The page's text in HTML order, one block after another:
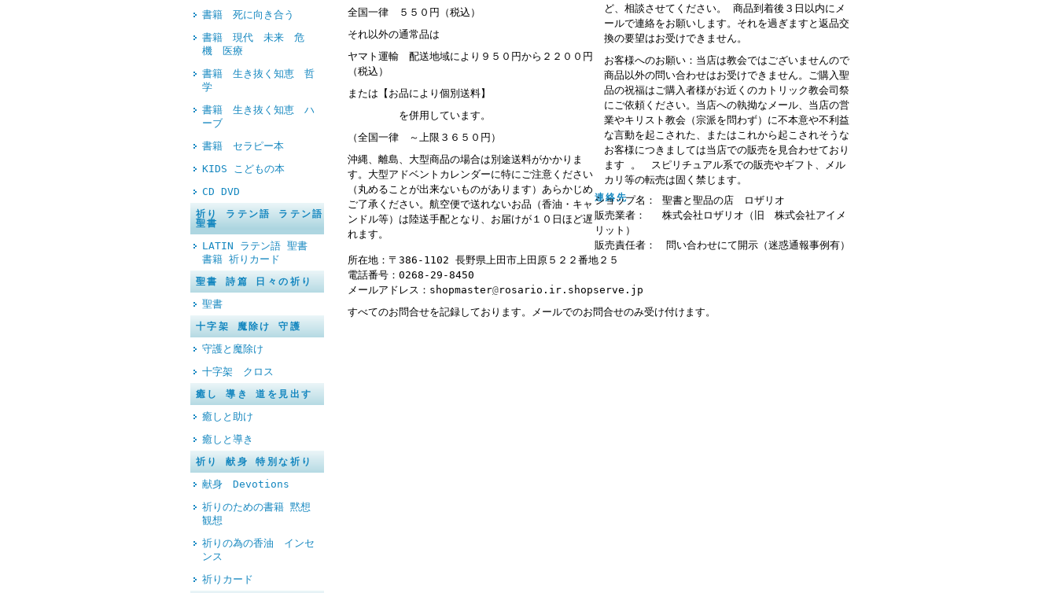
書籍 死に向き合う
書籍 現代 未来 危
機 医療
書籍 生き抜く知恵 哲
学
書籍 生き抜く知恵 ハ
ーブ
書籍 セラピー本
KIDS こどもの本
CD DVD
祈り ラテン語 ラテン語
聖書
LATIN ラテン語 聖書
書籍 祈りカード
聖書 詩篇 日々の祈り
聖書
十字架 魔除け 守護
守護と魔除け
十字架 クロス
癒し 導き 道を見出す
癒しと助け
癒しと導き
祈り 献身 特別な祈り
献身 Devotions
祈りのための書籍 黙想
観想
祈りの為の香油 インセ
ンス
祈りカード
全国一律 ５５０円（税込）
それ以外の通常品は
ヤマト運輸 配送地域により９５０円から２２００円
（税込）
または【お品により個別送料】
を併用しています。
（全国一律 ～上限３６５０円）
沖縄、離島、大型商品の場合は別途送料がかかりま
す。大型アドベントカレンダーに特にご注意ください
（丸めることが出来ないものがあります）あらかじめ
ご了承ください。航空便で送れないお品（香油・キャ
ンドル等）は陸送手配となり、お届けが１０日ほど遅
れます。
ど、相談させてください。 商品到着後３日以内にメ
ールで連絡をお願いします。それを過ぎますと返品交
換の要望はお受けできません。
お客様へのお願い：当店は教会ではございませんので
商品以外の問い合わせはお受けできません。ご購入聖
品の祝福はご購入者様がお近くのカトリック教会司祭
にご依頼ください。当店への執拗なメール、当店の営
業やキリスト教会（宗派を問わず）に不本意や不利益
な言動を起こされた、またはこれから起こされそうな
お客様につきましては当店での販売を見合わせており
ます 。 スピリチュアル系での販売やギフト、メル
カリ等の転売は固く禁じます。
連絡先
ショップ名： 聖書と聖品の店 ロザリオ
販売業者： 株式会社ロザリオ（旧 株式会社アイメ
リット）
販売責任者： 問い合わせにて開示（迷惑通報事例有）
所在地：〒386-1102 長野県上田市上田原５２２番地２５
電話番号：0268-29-8450
メールアドレス：shopmaster@rosario.ir.shopserve.jp
すべてのお問合せを記録しております。メールでのお問合せのみ受け付けます。